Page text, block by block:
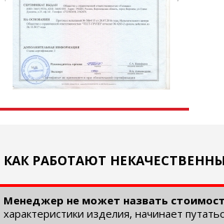
КАК РАБОТАЮТ
Менеджер не может назвать
характеристики изделия, начинает